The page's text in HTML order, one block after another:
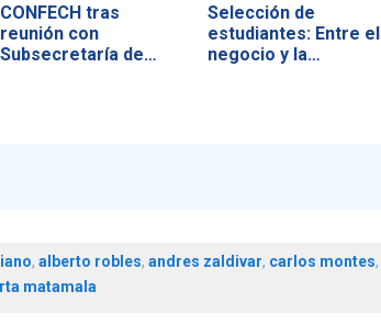
CONFECH tras
reunión con
Subsecretaría de
Selección de
estudiantes: Entre el
negocio y la…
, alberto robles, andres zaldivar, carlos montes,
matamala